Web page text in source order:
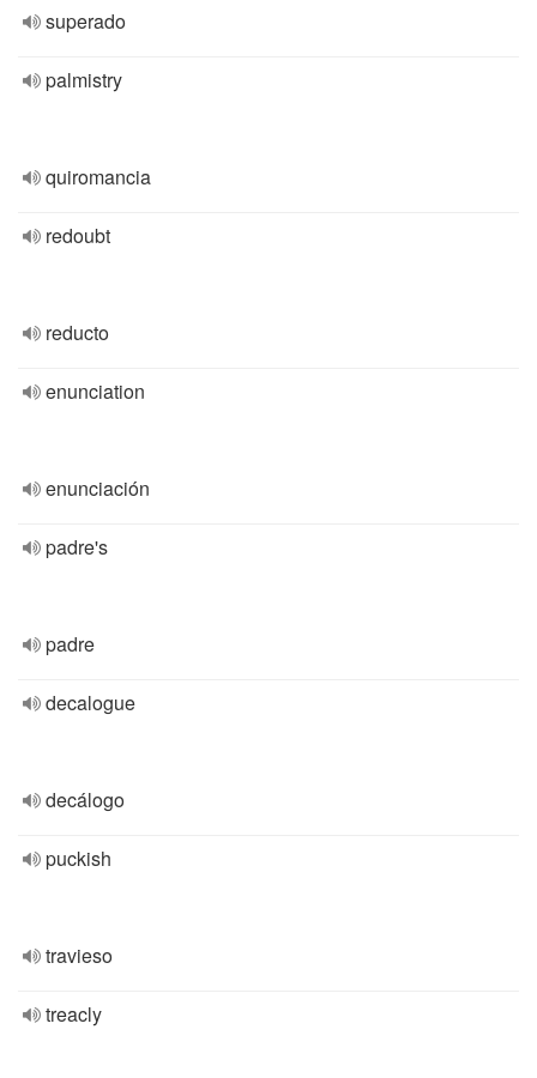
superado
palmistry
quiromancia
redoubt
reducto
enunciation
enunciación
padre's
padre
decalogue
decálogo
puckish
travieso
treacly